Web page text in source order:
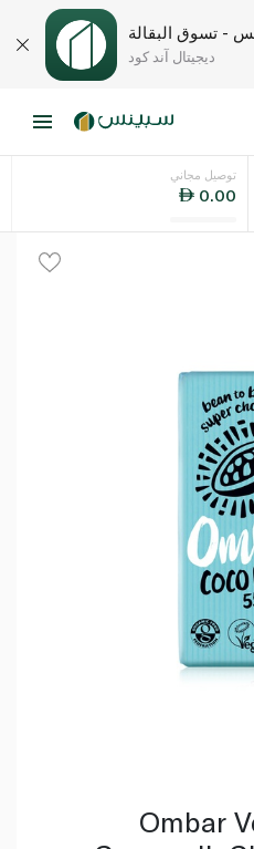
- تسوق البقالة
ديجيتال آند كود
اللغةتوصيل مجاني
0.00
Ombar